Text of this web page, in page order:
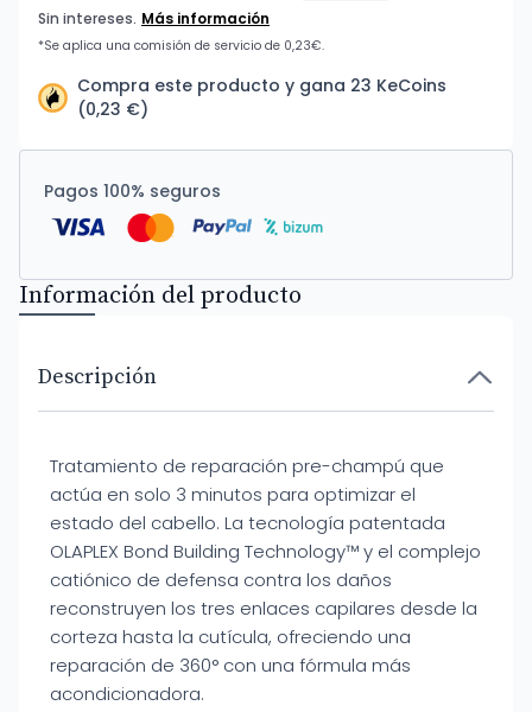
Compra este producto y gana 23 KeCoins
(0,23 €)
Pagos 100% seguros
Información del producto
Descripción
Tratamiento de reparación pre-champú que
actúa en solo 3 minutos para optimizar el
estado del cabello. La tecnología patentada
OLAPLEX Bond Building Technology™ y el complejo
catiónico de defensa contra los daños
reconstruyen los tres enlaces capilares desde la
corteza hasta la cutícula, ofreciendo una
reparación de 360° con una fórmula más
acondicionadora.